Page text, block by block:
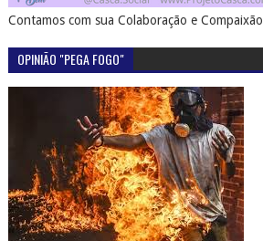
Contamos com sua Colaboração e Compaixão
OPINIÃO "PEGA FOGO"